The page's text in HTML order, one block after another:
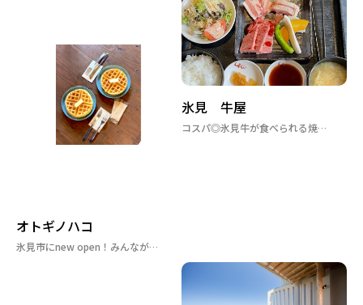
オトギノハコ
氷見市にnew open！みんなが楽しい癒しの場所
氷見 牛屋
コスパ◎氷見牛が食べられる焼肉ランチがお得すぎる！